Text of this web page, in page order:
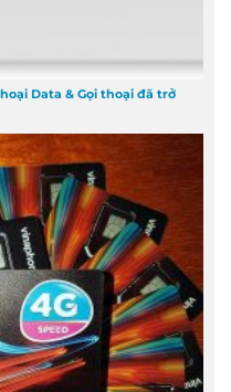
Data & Gọi thoại đã trở